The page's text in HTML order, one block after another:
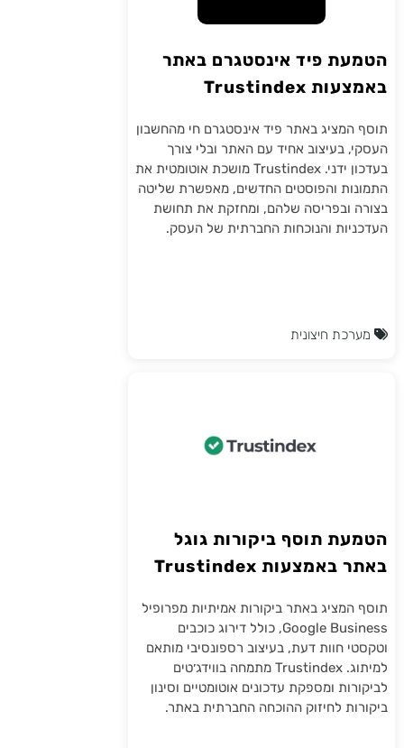
הטמעת פיד אינסטגרם באתר
באמצעות Trustindex
תוסף המציג באתר פיד אינסטגרם חי מהחשבון
העסקי, בעיצוב אחיד עם האתר ובלי צורך
בעדכון ידני. Trustindex מושכת אוטומטית את
התמונות והפוסטים החדשים, מאפשרת שליטה
בצורה ובפריסה שלהם, ומחזקת את תחושת
העדכניות והנוכחות החברתית של העסק.
מערכת חיצונית
הטמעת תוסף ביקורות גוגל
באתר באמצעות Trustindex
תוסף המציג באתר ביקורות אמיתיות מפרופיל
Google Business, כולל דירוג כוכבים
וטקסטי חוות דעת, בעיצוב רספונסיבי מותאם
למיתוג. Trustindex מתמחה בווידג׳טים
לביקורות ומספקת עדכונים אוטומטיים וסינון
ביקורות לחיזוק ההוכחה החברתית באתר.